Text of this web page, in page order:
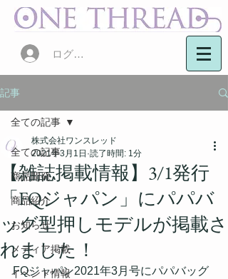
ログイン
記事
全ての記事
商品開発
商品紹介
お知らせ
メディア掲載
イベント情報
全ての記事
【雑誌掲載情報】3/1発行
「FQジャパン」にパパバ
ッグ型押しモデルが掲載さ
れました！
株式会社ワンスレッド
2021年3月1日 読了時間: 1分
FQジャパン2021年3月号にパパバッグ